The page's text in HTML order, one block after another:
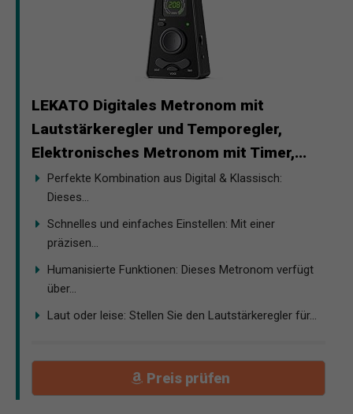
LEKATO Digitales Metronom mit
Lautstärkeregler und Temporegler,
Elektronisches Metronom mit Timer,...
Perfekte Kombination aus Digital & Klassisch:
Dieses...
Schnelles und einfaches Einstellen: Mit einer
präzisen...
Humanisierte Funktionen: Dieses Metronom verfügt
über...
Laut oder leise: Stellen Sie den Lautstärkeregler für...
Preis prüfen